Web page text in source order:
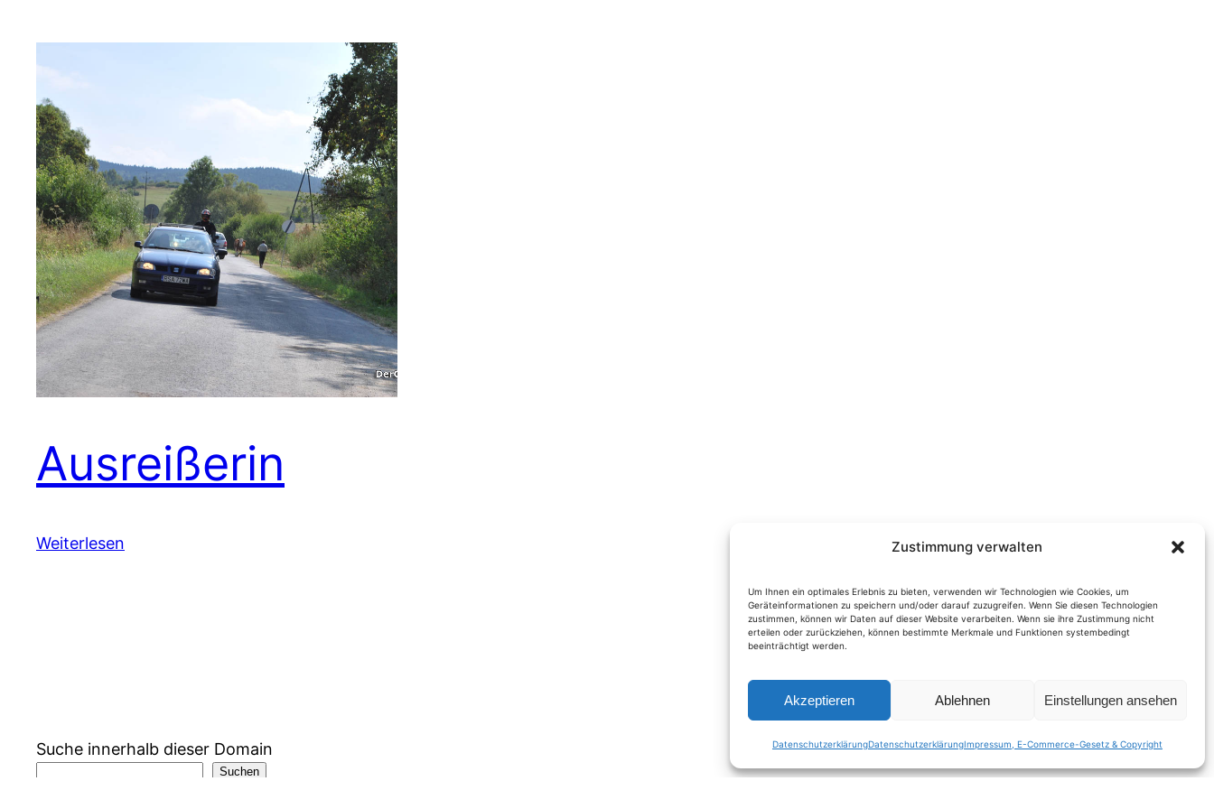
Zustimmung verwalten
Um Ihnen ein optimales Erlebnis zu bieten, verwenden wir Technologien wie Cookies, um
Geräteinformationen zu speichern und/oder darauf zuzugreifen. Wenn Sie diesen Technologien
zustimmen, können wir Daten auf dieser Website verarbeiten. Wenn sie ihre Zustimmung nicht
erteilen oder zurückziehen, können bestimmte Merkmale und Funktionen systembedingt
beeinträchtigt werden.
Akzeptieren Ablehnen Einstellungen ansehen
DatenschutzerklärungDatenschutzerklärungImpressum, E-Commerce-Gesetz & Copyright
Ausreißerin
Weiterlesen
Suche innerhalb dieser Domain
Suchen